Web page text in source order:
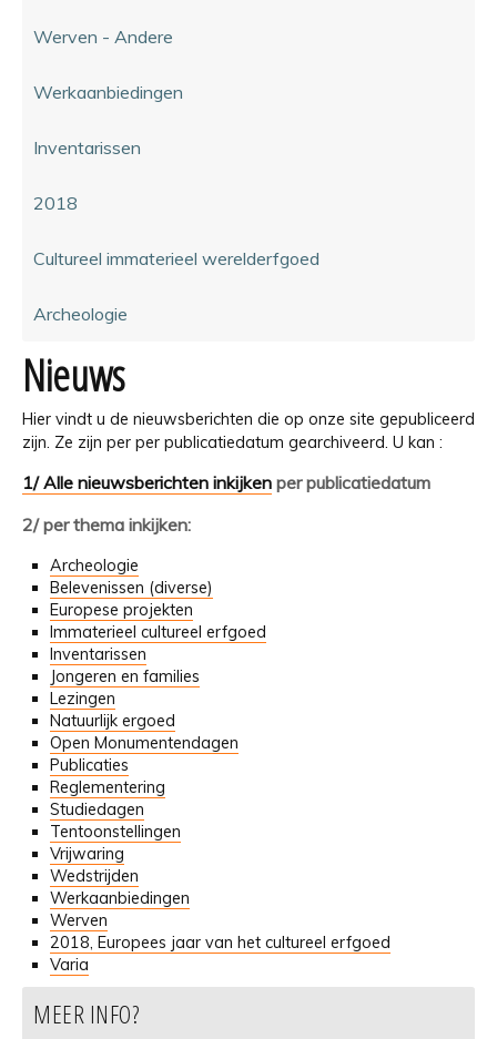
Werven - Andere
Werkaanbiedingen
Inventarissen
2018
Cultureel immaterieel werelderfgoed
Archeologie
Nieuws
Hier vindt u de nieuwsberichten die op onze site gepubliceerd
zijn. Ze zijn per per publicatiedatum gearchiveerd. U kan :
1/ Alle nieuwsberichten inkijken per publicatiedatum
2/ per thema inkijken:
Archeologie
Belevenissen (diverse)
Europese projekten
Immaterieel cultureel erfgoed
Inventarissen
Jongeren en families
Lezingen
Natuurlijk ergoed
Open Monumentendagen
Publicaties
Reglementering
Studiedagen
Tentoonstellingen
Vrijwaring
Wedstrijden
Werkaanbiedingen
Werven
2018, Europees jaar van het cultureel erfgoed
Varia
MEER INFO?